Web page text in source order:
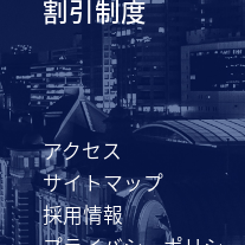
割引制度
アクセス
サイトマップ
採用情報